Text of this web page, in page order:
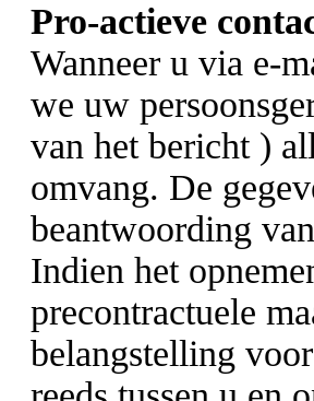
Pro-actieve
Wanneer u via e-
we uw
van het bericht )
omvang. De
beantwoording
Indien het
precontractuele
belangstelling